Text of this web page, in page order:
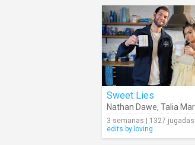
Sweet Lies
Nathan Dawe, Talia Mar
3 semanas | 1327 jugadas
edits.by.loving